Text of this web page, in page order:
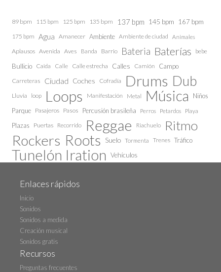
89 bpm 115 bpm 125 bpm 135 bpm 137 bpm 145 bpm 167 bpm
175 bpm Agua Amanecer Ambiente Ambiente de ciudad Animales
Aplausos Avenida Aves Banda Barrio Bateria Baterías bebe
Bullicio Caida Calle Calle estrecha Calles Camión Campo
Carreteras Ciudad Coches Cofradía Drums Dub
Lluvia loop Loops Manifestación Metal Música
Niños
Parque Pasajeros Pasos Percusión brasileña Perros Petardos Playa
Plazas Puertas Recorrido Reggae Riachuelo Ritmo
Rockers Roots Suelo Tormenta Trenes Tráfico
Tunelón Iration Vehículos
Enlaces rápidos
Inicio
Sonidos
Sonidos a medida
Creación musical
Sonidos gratis
Recursos
Preguntas frecuentes